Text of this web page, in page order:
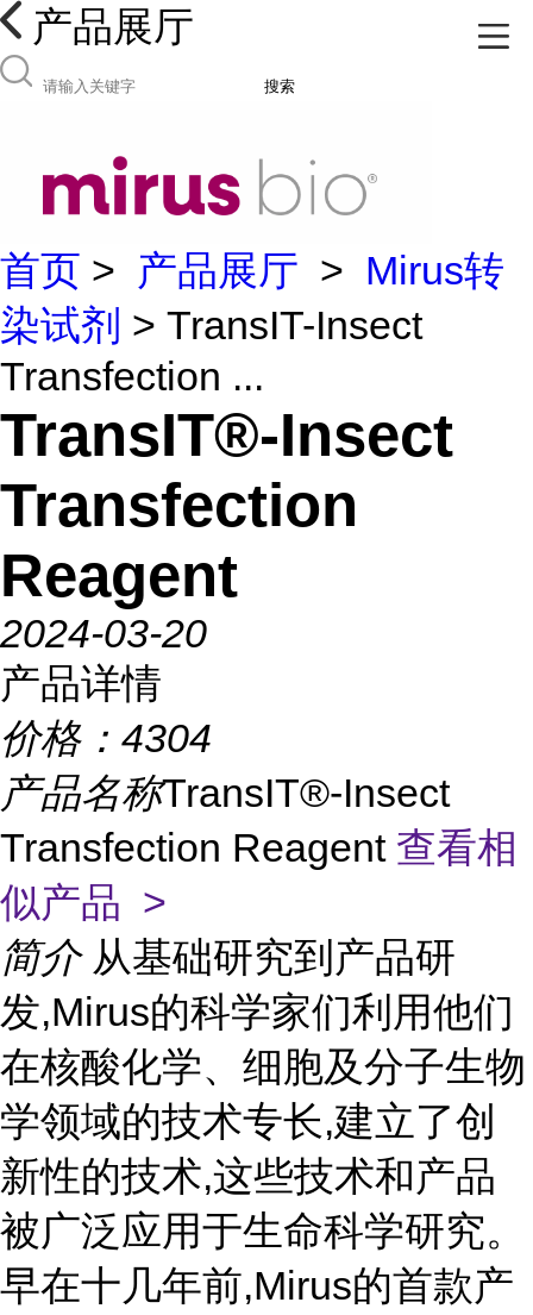
产品展厅
搜索
首页 > 产品展厅 > Mirus转
染试剂 > TransIT-Insect
Transfection ...
TransIT®-Insect
Transfection
Reagent
2024-03-20
产品详情
价格： 4304
产品名称TransIT®-Insect
Transfection Reagent 查看相
似产品 >
简介 从基础研究到产品研
发,Mirus的科学家们利用他们
在核酸化学、细胞及分子生物
学领域的技术专长,建立了创
新性的技术,这些技术和产品
被广泛应用于生命科学研究。
早在十几年前,Mirus的首款产